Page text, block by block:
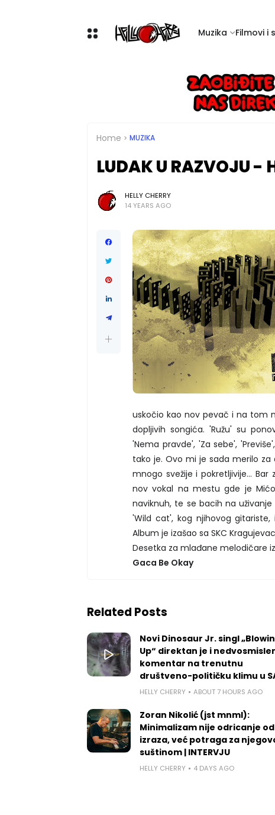
Muzika Filmovi i
Home MUZIKA
LUDAK U RAZVOJU
HELLY CHERRY
14 YEARS AGO
uskočio kao nov pevač i na tom
dopljivih songića. 'Ružu' su
'Nema pravde', 'Za sebe',
tako je. Ovo mi je sada merilo za
mnogo svežije i pokretljivije...
nov vokal na mestu gde je
naviknuh, te se bacih na
'Wild cat', kog njihovog
Album je izašao sa SKC
Desetka za mlađane melodičare
Gaca Be Okay
Related Posts
Novi Dinosaur Jr. singl
Up“ direktan je i
komentar na trenutnu
društveno-političku klimu u
HELLY CHERRY ABOUT 7 HOURS AGO
Zoran Nikolić (jst mnml):
Minimalizam nije odricanje od
izraza, već potraga za
suštinom | INTERVJU
HELLY CHERRY 4 DAYS AGO